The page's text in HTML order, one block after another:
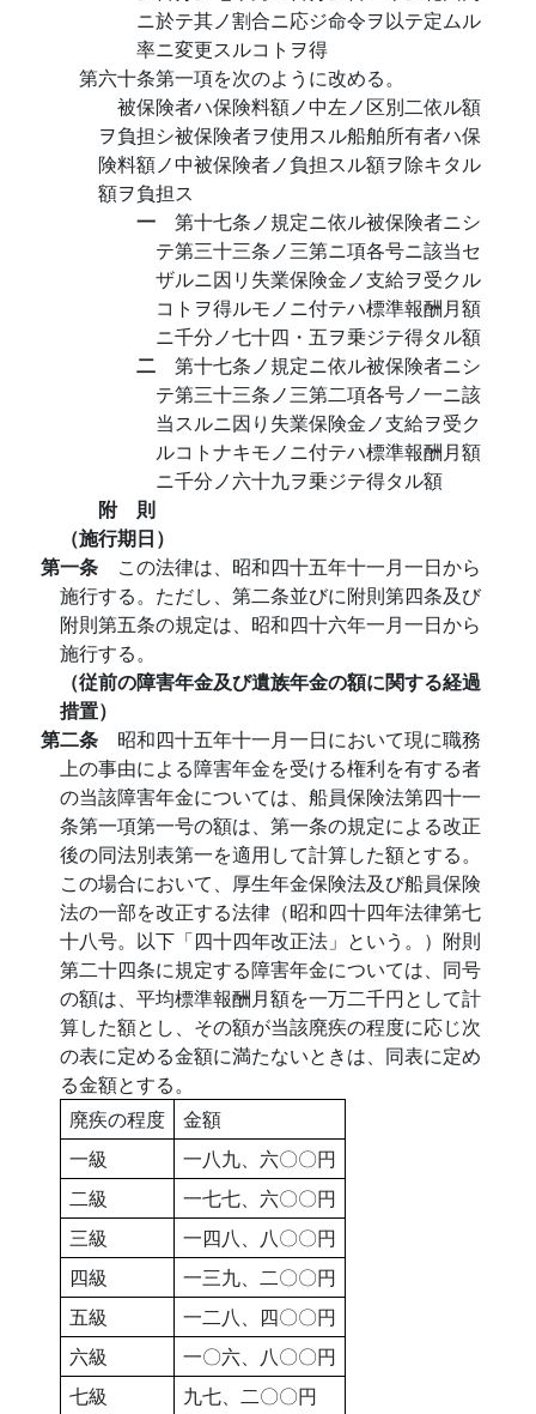
ニ於テ其ノ割合ニ応ジ命令ヲ以テ定ムル
率ニ変更スルコトヲ得
第六十条第一項を次のように改める。
被保険者ハ保険料額ノ中左ノ区別二依ル額
ヲ負担シ被保険者ヲ使用スル船舶所有者ハ保
険料額ノ中被保険者ノ負担スル額ヲ除キタル
額ヲ負担ス
一 第十七条ノ規定ニ依ル被保険者ニシ
テ第三十三条ノ三第ニ項各号ニ該当セ
ザルニ因リ失業保険金ノ支給ヲ受クル
コトヲ得ルモノニ付テハ標準報酬月額
ニ千分ノ七十四・五ヲ乗ジテ得タル額
二 第十七条ノ規定ニ依ル被保険者ニシ
テ第三十三条ノ三第二項各号ノ一ニ該
当スルニ因り失業保険金ノ支給ヲ受ク
ルコトナキモノニ付テハ標準報酬月額
ニ千分ノ六十九ヲ乗ジテ得タル額
附 則
（施行期日）
第一条 この法律は、昭和四十五年十一月一日から
施行する。ただし、第二条並びに附則第四条及び
附則第五条の規定は、昭和四十六年一月一日から
施行する。
（従前の障害年金及び遺族年金の額に関する経過
措置）
第二条 昭和四十五年十一月一日において現に職務
上の事由による障害年金を受ける権利を有する者
の当該障害年金については、船員保険法第四十一
条第一項第一号の額は、第一条の規定による改正
後の同法別表第一を適用して計算した額とする。
この場合において、厚生年金保険法及び船員保険
法の一部を改正する法律（昭和四十四年法律第七
十八号。以下「四十四年改正法」という。）附則
第二十四条に規定する障害年金については、同号
の額は、平均標準報酬月額を一万二千円として計
算した額とし、その額が当該廃疾の程度に応じ次
の表に定める金額に満たないときは、同表に定め
る金額とする。
廃疾の程度
金額
一級
一八九、六〇〇円
二級
一七七、六〇〇円
三級
一四八、八〇〇円
四級
一三九、二〇〇円
五級
一二八、四〇〇円
六級
一〇六、八〇〇円
七級
九七、二〇〇円